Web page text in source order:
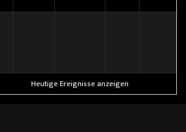
Heutige Ereignisse anzeigen